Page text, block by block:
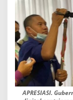
APRESIASI.